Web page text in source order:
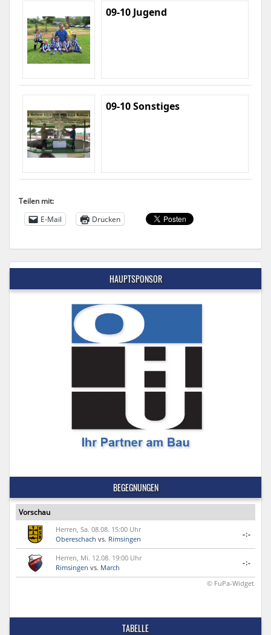
09-10 Jugend
09-10 Sonstiges
Teilen mit:
E-Mail
Drucken
HAUPTSPONSOR
BEGEGNUNGEN
Vorschau
Herren, Sa. 08.08. 15:00 Uhr
Obereschach vs. Rimsingen
-:-
Herren, Mi. 12.08. 19:00 Uhr
Rimsingen vs. March
-:-
© FuPa-Widget
TABELLE